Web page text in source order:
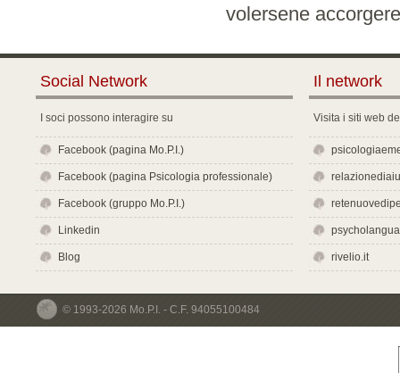
volersene
Social Network
I soci possono interagire su
Facebook (pagina Mo.P.I.)
Facebook (pagina Psicologia professionale)
Facebook (gruppo Mo.P.I.)
Linkedin
Blog
Il network
Visita i siti web
rivelio.it
© 1993-2026 Mo.P.I. - C.F. 94055100484